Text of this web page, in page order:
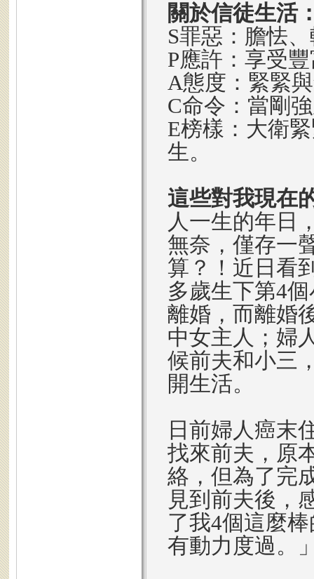
關於信徒生活
S罪惡：膽怯
P應許：享受
A態度：緊緊
C命令：當剛
E榜樣：大衛
生。
這些對我現在
人一生的年日
無奈，僅存一
算？！近日看
多歲生下第4
離婚，而離婚
中女主人；婦
候前夫和小三
開生活。
日前婦人癌末
找來前夫，原
絡，但為了完
見到前夫後，
了我4個這麼
有動力度過。